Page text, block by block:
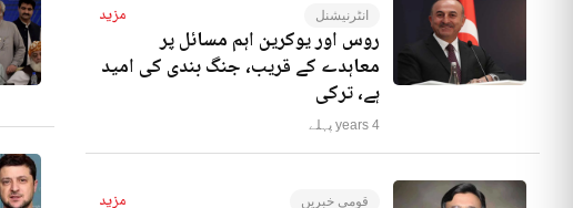
انٹرنیشنل مزید
روس اور یوکرین اہم مسائل پر
معاہدے کے قریب، جنگ بندی کی امید
ہے، ترکی
4 years پہلے
قومی خبریں مزید